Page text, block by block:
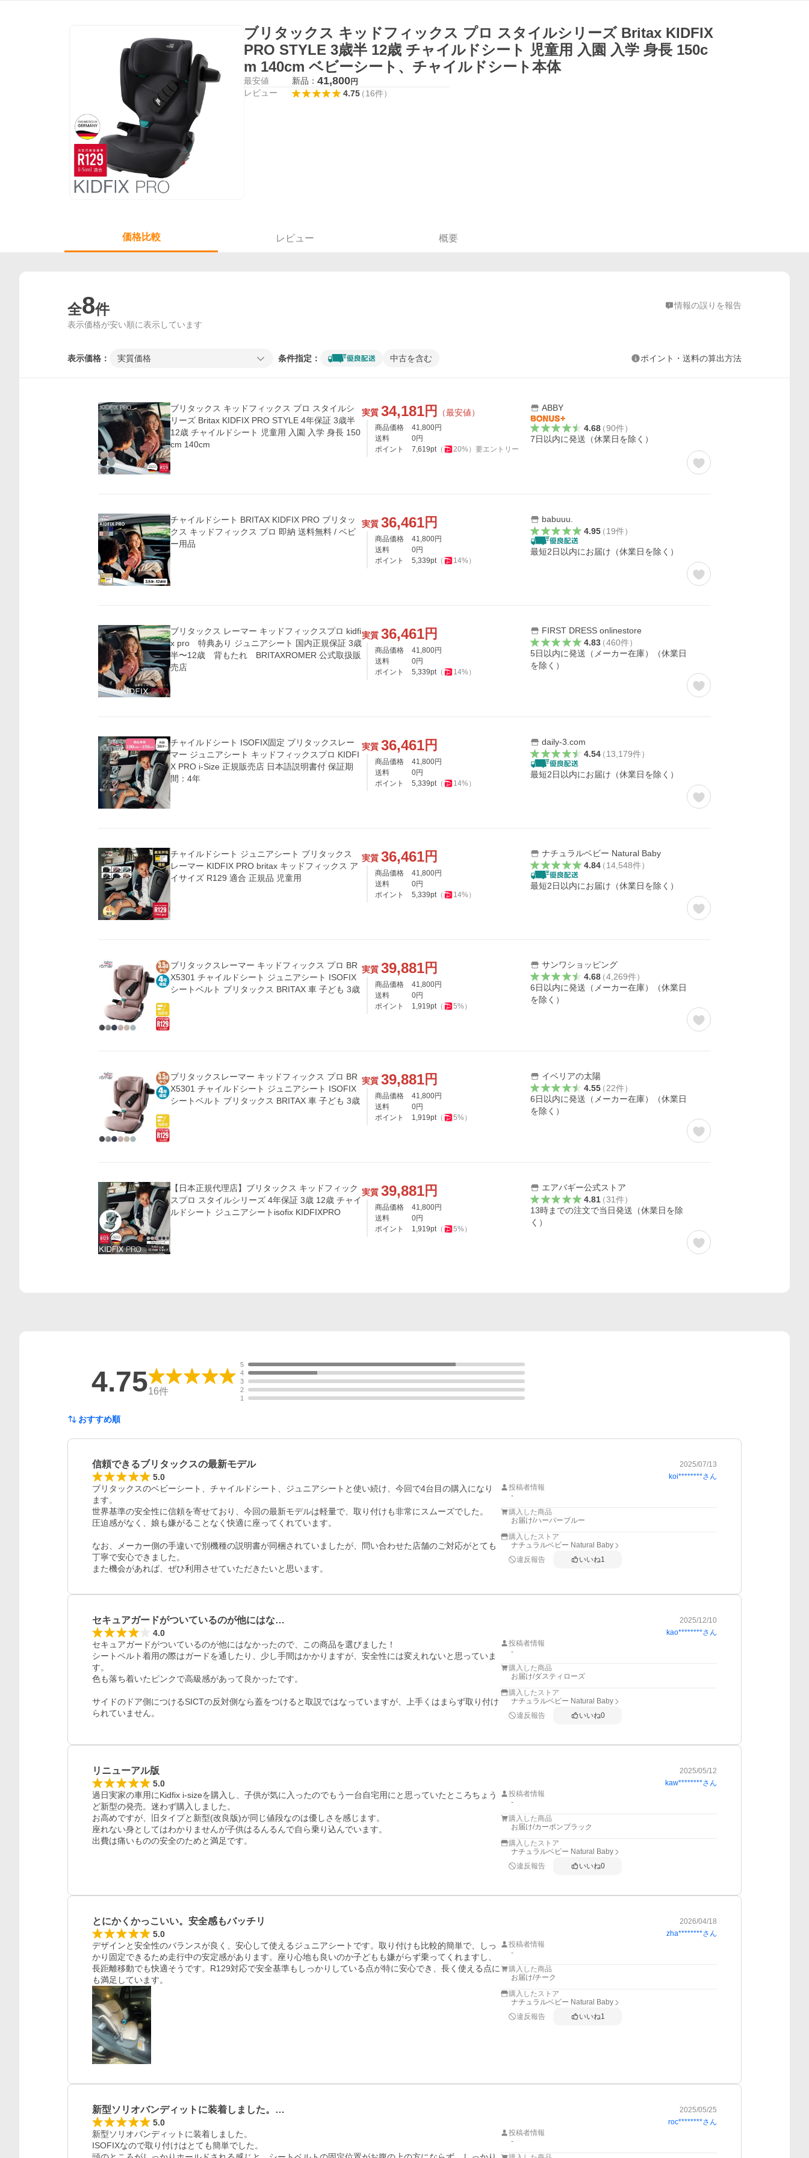
ブリタックス キッドフィックス プロ スタイルシリーズ Britax KIDFIX
PRO STYLE 3歳半 12歳 チャイルドシート 児童用 入園 入学 身長 150c
m 140cm ベビーシート、チャイルドシート本体
最安値 新品： 41,800円
レビュー 4.75（16件）
価格比較 レビュー 概要
全8件 情報の誤りを報告
表示価格が安い順に表示しています
表示価格： 実質価格 条件指定： 中古を含む ポイント・送料の算出方法
ブリタックス キッドフィックス プロ スタイルシ
リーズ Britax KIDFIX PRO STYLE 4年保証 3歳半
12歳 チャイルドシート 児童用 入園 入学 身長 150
cm 140cm
実質 34,181円 （最安値）
商品価格 41,800円
送料
0円
ポイント
7,619pt（ 20%） 要エントリー
ABBY
4.68（90件）
7日以内に発送（休業日を除く）
チャイルドシート BRITAX KIDFIX PRO ブリタッ
クス キッドフィックス プロ 即納 送料無料 / ベビ
ー用品
実質 36,461円
商品価格 41,800円
送料
0円
ポイント
5,339pt（ 14%）
babuuu.
4.95（19件）
最短2日以内にお届け（休業日を除く）
ブリタックス レーマー キッドフィックスプロ kidfi
x pro 特典あり ジュニアシート 国内正規保証 3歳
半〜12歳 背もたれ BRITAXROMER 公式取扱販
売店
実質 36,461円
商品価格 41,800円
送料
0円
ポイント
5,339pt（ 14%）
FIRST DRESS onlinestore
4.83（460件）
5日以内に発送（メーカー在庫）（休業日
を除く）
チャイルドシート ISOFIX固定 ブリタックスレー
マー ジュニアシート キッドフィックスプロ KIDFI
X PRO i-Size 正規販売店 日本語説明書付 保証期
間：4年
実質 36,461円
商品価格 41,800円
送料
0円
ポイント
5,339pt（ 14%）
daily-3.com
4.54（13,179件）
最短2日以内にお届け（休業日を除く）
チャイルドシート ジュニアシート ブリタックス
レーマー KIDFIX PRO britax キッドフィックス ア
イサイズ R129 適合 正規品 児童用
実質 36,461円
商品価格 41,800円
送料
0円
ポイント
5,339pt（ 14%）
ナチュラルベビー Natural Baby
4.84（14,548件）
最短2日以内にお届け（休業日を除く）
ブリタックスレーマー キッドフィックス プロ BR
X5301 チャイルドシート ジュニアシート ISOFIX
シートベルト ブリタックス BRITAX 車 子ども 3歳
実質 39,881円
商品価格 41,800円
送料
0円
ポイント
1,919pt（ 5%）
サンワショッピング
4.68（4,269件）
6日以内に発送（メーカー在庫）（休業日
を除く）
ブリタックスレーマー キッドフィックス プロ BR
X5301 チャイルドシート ジュニアシート ISOFIX
シートベルト ブリタックス BRITAX 車 子ども 3歳
実質 39,881円
商品価格 41,800円
送料
0円
ポイント
1,919pt（ 5%）
イベリアの太陽
4.55（22件）
6日以内に発送（メーカー在庫）（休業日
を除く）
【日本正規代理店】ブリタックス キッドフィック
スプロ スタイルシリーズ 4年保証 3歳 12歳 チャイ
ルドシート ジュニアシートisofix KIDFIXPRO
実質 39,881円
商品価格 41,800円
送料
0円
ポイント
1,919pt（ 5%）
エアバギー公式ストア
4.81（31件）
13時までの注文で当日発送（休業日を除
く）
4.7516件
5
4
3
2
1
おすすめ順
信頼できるブリタックスの最新モデル 2025/07/13
5.0 koi********さん
ブリタックスのベビーシート、チャイルドシート、ジュニアシートと使い続け、今回で4台目の購入になり
ます。
世界基準の安全性に信頼を寄せており、今回の最新モデルは軽量で、取り付けも非常にスムーズでした。
圧迫感がなく、娘も嫌がることなく快適に座ってくれています。
なお、メーカー側の手違いで別機種の説明書が同梱されていましたが、問い合わせた店舗のご対応がとても
丁寧で安心できました。
また機会があれば、ぜひ利用させていただきたいと思います。
投稿者情報
-
購入した商品
お届け/ハーバーブルー
購入したストア
ナチュラルベビー Natural Baby
違反報告
いいね1
セキュアガードがついているのが他にはな… 2025/12/10
4.0 kao********さん
セキュアガードがついているのが他にはなかったので、この商品を選びました！
シートベルト着用の際はガードを通したり、少し手間はかかりますが、安全性には変えれないと思っていま
す。
色も落ち着いたピンクで高級感があって良かったです。
サイドのドア側につけるSICTの反対側なら蓋をつけると取説ではなっていますが、上手くはまらず取り付け
投稿者情報
-
購入した商品
お届け/ダスティローズ
購入したストア
ナチュラルベビー Natural Baby
違反報告
いいね0
リニューアル版 2025/05/12
5.0 kaw********さん
過日実家の車用にKidfix i-sizeを購入し、子供が気に入ったのでもう一台自宅用にと思っていたところちょう
ど新型の発売。迷わず購入しました。
お高めですが、旧タイプと新型(改良版)が同じ値段なのは優しさを感じます。
座れない身としてはわかりませんが子供はるんるんで自ら乗り込んでいます。
出費は痛いものの安全のためと満足です。
投稿者情報
-
購入した商品
お届け/カーボンブラック
購入したストア
ナチュラルベビー Natural Baby
違反報告
いいね0
とにかくかっこいい。安全感もバッチリ 2026/04/18
5.0 zha********さん
デザインと安全性のバランスが良く、安心して使えるジュニアシートです。取り付けも比較的簡単で、しっ
かり固定できるため走行中の安定感があります。座り心地も良いのか子どもも嫌がらず乗ってくれますし、
長距離移動でも快適そうです。R129対応で安全基準もしっかりしている点が特に安心でき、長く使える点に
も満足しています。
投稿者情報
-
購入した商品
お届け/チーク
購入したストア
ナチュラルベビー Natural Baby
違反報告
いいね1
新型ソリオバンディットに装着しました。… 2025/05/25
5.0 roc********さん
新型ソリオバンディットに装着しました。
ISOFIXなので取り付けはとても簡単でした。
投稿者情報
-